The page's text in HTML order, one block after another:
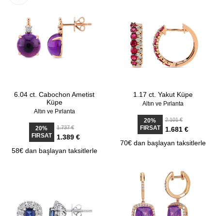
6.04 ct. Cabochon Ametist
Küpe
Altın ve Pırlanta
20%
FIRSAT
1.737 €
1.389 €
58€ dan başlayan taksitlerle
1.17 ct. Yakut Küpe
Altın ve Pırlanta
20%
FIRSAT
2.101 €
1.681 €
70€ dan başlayan taksitlerle